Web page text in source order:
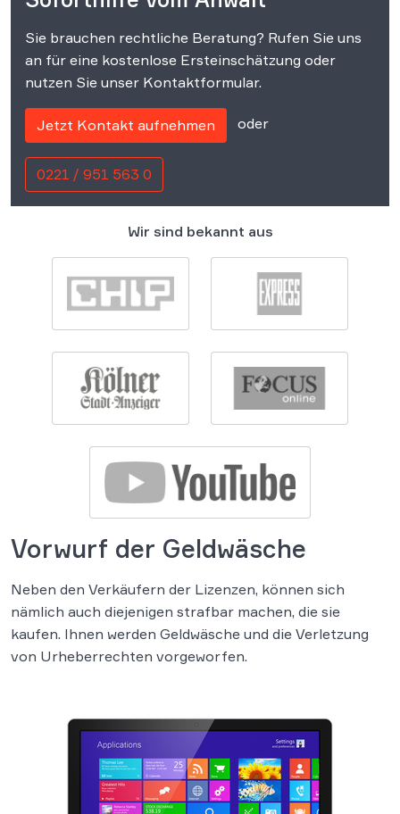
Sie brauchen rechtliche Beratung? Rufen Sie uns
an für eine kostenlose Ersteinschätzung oder
nutzen Sie unser Kontaktformular.
Jetzt Kontakt aufnehmen oder
0221 / 951 563 0
Wir sind bekannt aus
Vorwurf der Geldwäsche
Neben den Verkäufern der Lizenzen, können sich
nämlich auch diejenigen strafbar machen, die sie
kaufen. Ihnen werden Geldwäsche und die Verletzung
von Urheberrechten vorgeworfen.